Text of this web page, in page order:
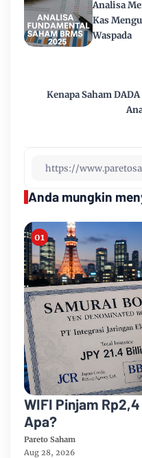
Kenapa Saham
Analisa
Kas
Waspada
Anda mungkin
WIFI Pinjam
Apa?
Pareto Saham
Aug 28, 2026